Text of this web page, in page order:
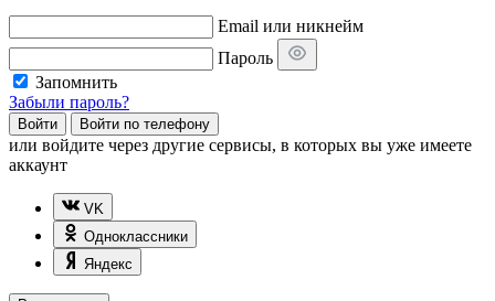
Email или никнейм
Пароль
Запомнить
Забыли пароль?
Войти Войти по телефону
или войдите через другие сервисы, в которых вы уже имеете
аккаунт
VK
Одноклассники
Яндекс